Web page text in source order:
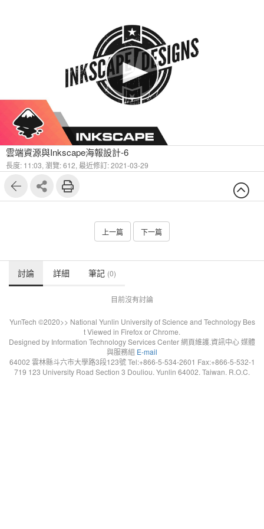
雲端資源與Inkscape海報設計-6
長度: 11:03, 瀏覽: 612, 最近修訂: 2021-03-29
上一篇 下一篇
討論 詳細 筆記 (0)
目前沒有討論
YunTech ©2020>> National Yunlin University of Science and Technology Bes
t Viewed in Firefox or Chrome.
Designed by Information Technology Services Center 網頁維護.資訊中心 媒體
與服務組 E-mail
64002 雲林縣斗六市大學路3段123號 Tel:+866-5-534-2601 Fax:+866-5-532-1
719 123 University Road Section 3 Douliou. Yunlin 64002. Taiwan. R.O.C.